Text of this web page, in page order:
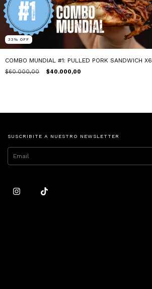
33 % OFF
COMBO MUNDIAL #1: PULLED PORK SANDWICH X6
$60.000,00 $40.000,00
SUSCRIBITE A NUESTRO NEWSLETTER